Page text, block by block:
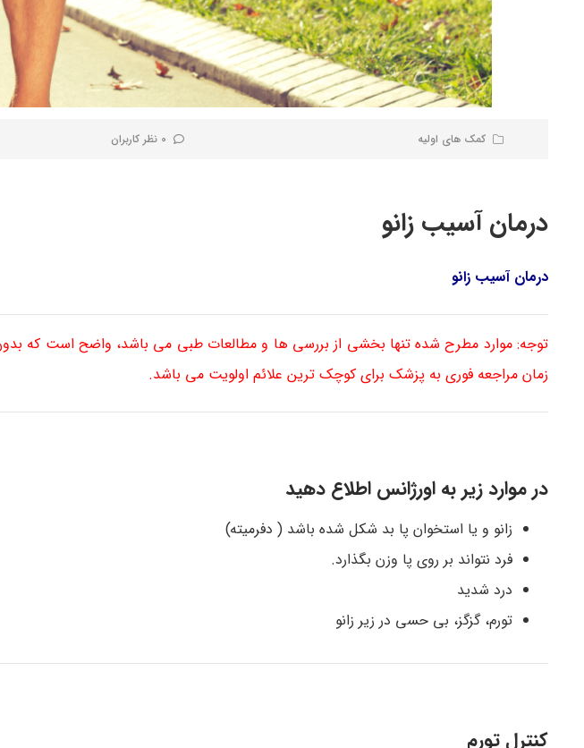
کمک های اولیه 0 نظر کاربران
درمان آسیب زانو
درمان آسیب زانو
توجه: موارد مطرح شده تنها بخشی از بررسی ها و مطالعات طبی می باشد، واضح است که
زمان مراجعه فوری به پزشک برای کوچک ترین علائم اولویت می باشد.
در موارد زیر به اورژانس اطلاع دهید
زانو و یا استخوان پا بد شکل شده باشد ( دفرمیته)
فرد نتواند بر روی پا وزن بگذارد.
درد شدید
تورم، گزگز، بی حسی در زیر زانو
کنترل تورم